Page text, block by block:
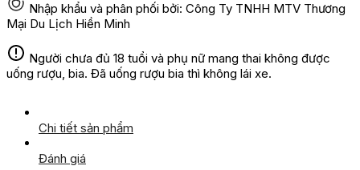
Nhập khẩu và phân phối bởi: Công Ty TNHH MTV Thương
Mại Du Lịch Hiền Minh
Người chưa đủ 18 tuổi và phụ nữ mang thai không được
uống rượu, bia. Đã uống rượu bia thì không lái xe.
Chi tiết sản phẩm
Đánh giá